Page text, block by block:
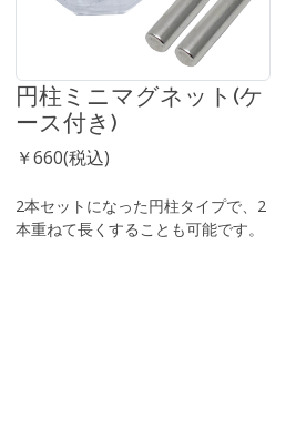
円柱ミニマグネット(ケ
ース付き)
￥660(税込)
2本セットになった円柱タイプで、2
本重ねて長くすることも可能です。